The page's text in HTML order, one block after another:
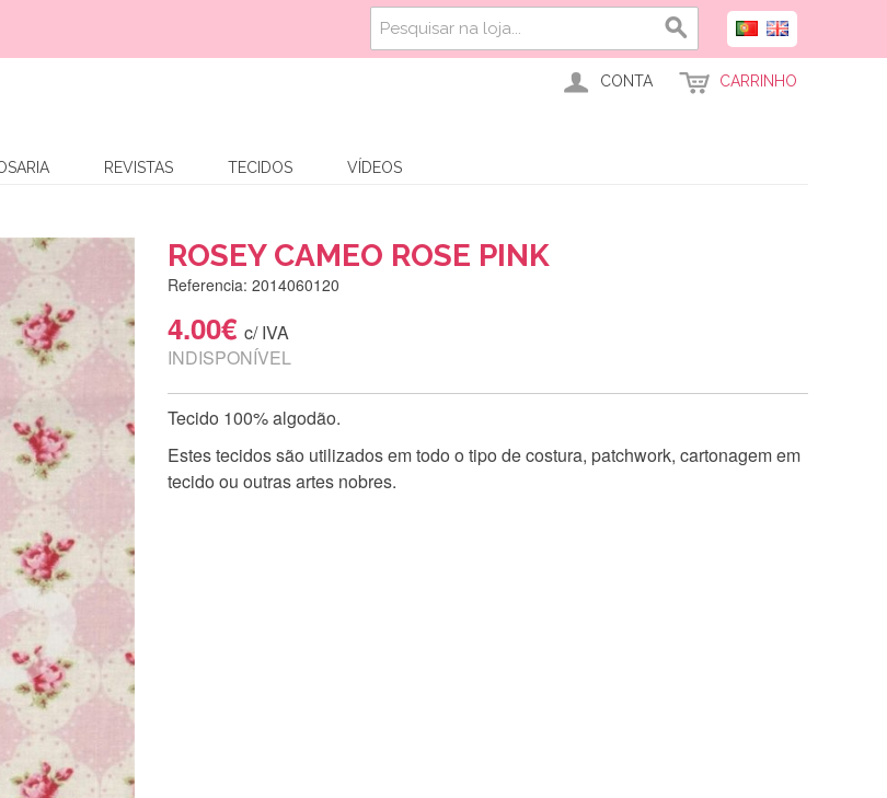
CONTA CARRINHO
REVISTAS TECIDOS VÍDEOS
ROSEY CAMEO ROSE PINK
Referencia: 2014060120
4.00€ c/ IVA
INDISPONÍVEL
Tecido 100% algodão.
Estes tecidos são utilizados em todo o tipo de costura, patchwork, cartonagem em
tecido ou outras artes nobres.